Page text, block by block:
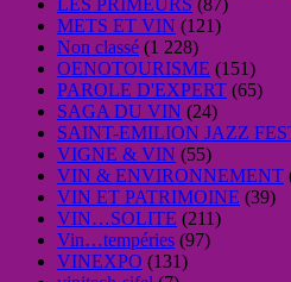
METS ET VIN (121)
Non classé (1 228)
OENOTOURISME (151)
PAROLE D'EXPERT (65)
SAGA DU VIN (24)
SAINT-EMILION JAZZ
VIGNE & VIN (55)
VIN & ENVIRONNEMENT
VIN ET PATRIMOINE (39)
VIN…SOLITE (211)
Vin…tempéries (97)
VINEXPO (131)